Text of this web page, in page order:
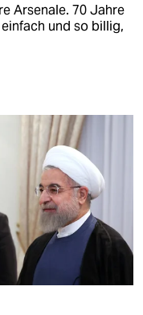
Arsenale. 70 Jahre
und so billig,